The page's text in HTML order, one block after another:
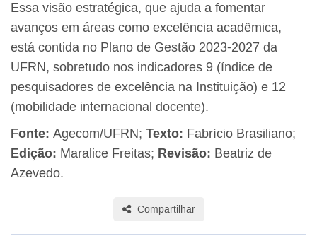
Essa visão estratégica, que ajuda a fomentar
avanços em áreas como excelência acadêmica,
está contida no Plano de Gestão 2023-2027 da
UFRN, sobretudo nos indicadores 9 (índice de
pesquisadores de excelência na Instituição) e 12
(mobilidade internacional docente).
Fonte: Agecom/UFRN; Texto: Fabrício Brasiliano;
Edição: Maralice Freitas; Revisão: Beatriz de
Azevedo.
Compartilhar